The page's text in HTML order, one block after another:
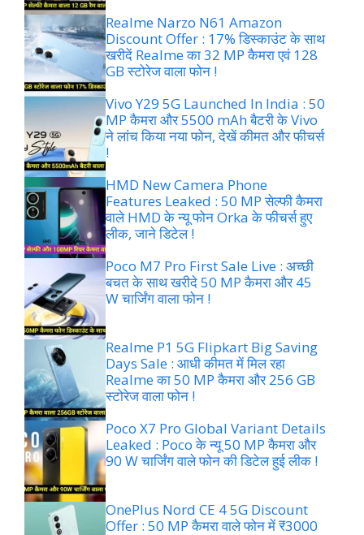
Realme Narzo N61 Amazon
Discount Offer : 17% डिस्काउंट के साथ
खरीदें Realme का 32 MP कैमरा एवं 128
GB स्टोरेज वाला फोन !
Vivo Y29 5G Launched In India : 50
MP कैमरा और 5500 mAh बैटरी के Vivo
ने लांच किया नया फोन, देखें कीमत और फीचर्स
!
HMD New Camera Phone
Features Leaked : 50 MP सेल्फी कैमरा
वाले HMD के न्यू फोन Orka के फीचर्स हुए
लीक, जाने डिटेल !
Poco M7 Pro First Sale Live : अच्छी
बचत के साथ खरीदे 50 MP कैमरा और 45
W चार्जिंग वाला फोन !
Realme P1 5G Flipkart Big Saving
Days Sale : आधी कीमत में मिल रहा
Realme का 50 MP कैमरा और 256 GB
स्टोरेज वाला फोन !
Poco X7 Pro Global Variant Details
Leaked : Poco के न्यू 50 MP कैमरा और
90 W चार्जिंग वाले फोन की डिटेल हुई लीक !
OnePlus Nord CE 4 5G Discount
Offer : 50 MP कैमरा वाले फोन में ₹3000